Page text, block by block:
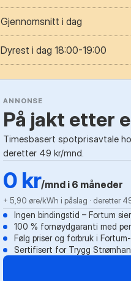
Gjennomsnitt i dag
Dyrest i dag 18:00-19:00
ANNONSE
På jakt etter
Timesbasert spotprisavtale
deretter 49 kr/mnd.
0 kr/mnd i 6 måneder
+ 5,90 øre/kWh i påslag · deretter
Ingen bindingstid – Fortum
100 % fornøydgaranti med
Følg priser og forbruk i
Sertifisert for Trygg